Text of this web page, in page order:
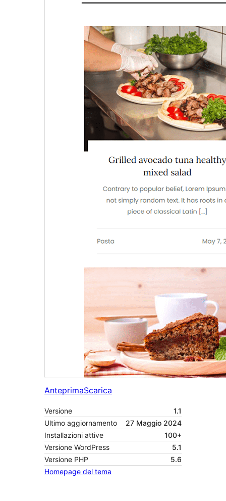
AnteprimaScarica
Versione
1.1
Ultimo aggiornamento
27 Maggio 2024
Installazioni attive
100+
Versione WordPress
5.1
Versione PHP
5.6
Homepage del tema